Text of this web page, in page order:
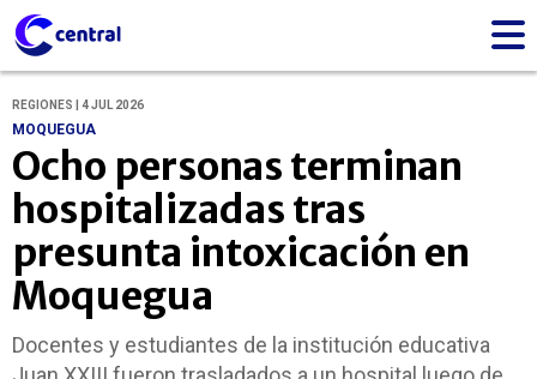
REGIONES | 4 JUL 2026
MOQUEGUA
Ocho personas terminan
hospitalizadas tras
presunta intoxicación en
Moquegua
Docentes y estudiantes de la institución educativa